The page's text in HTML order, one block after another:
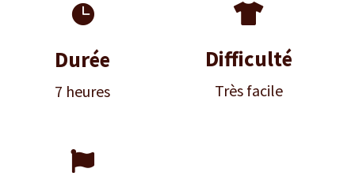

Durée
7 heures

Difficulté
Très facile
